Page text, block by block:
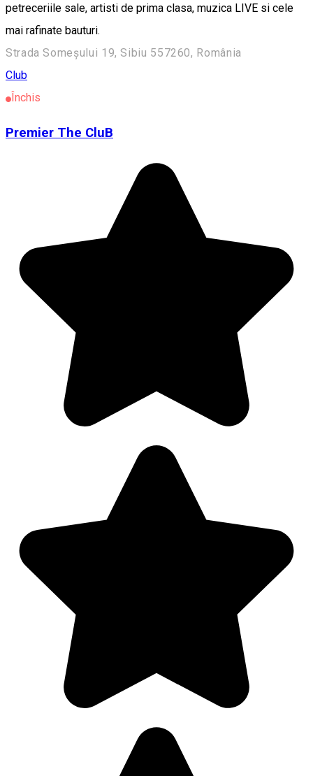
petreceriile sale, artisti de prima clasa, muzica LIVE si cele
mai rafinate bauturi.
Strada Someșului 19, Sibiu 557260, România
Club
Închis
Premier The CluB